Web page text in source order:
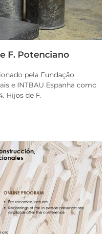
F. Potenciano
pela Fundação
e INTBAU Espanha como
Hijos de F.